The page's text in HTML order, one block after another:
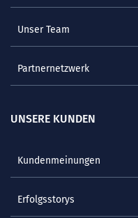
Unser Team
Partnernetzwerk
UNSERE KUNDEN
Kundenmeinungen
Erfolgsstorys